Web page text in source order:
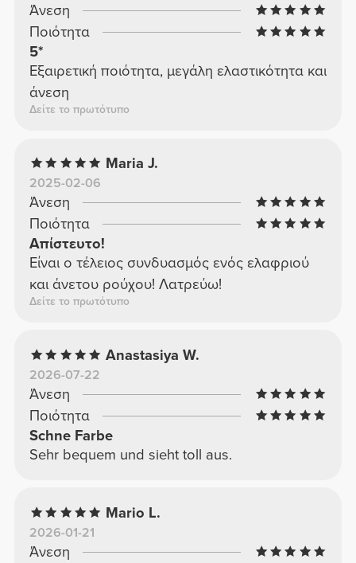
Άνεση
Ποιότητα
5*
Εξαιρετική ποιότητα, μεγάλη ελαστικότητα και
άνεση
Δείτε το πρωτότυπο
Maria J.
2025-02-06
Άνεση
Ποιότητα
Απίστευτο!
Είναι ο τέλειος συνδυασμός ενός ελαφριού
και άνετου ρούχου! Λατρεύω!
Δείτε το πρωτότυπο
Anastasiya W.
2026-07-22
Άνεση
Ποιότητα
Schne Farbe
Sehr bequem und sieht toll aus.
Mario L.
2026-01-21
Άνεση